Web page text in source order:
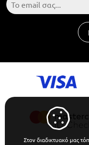
Στον διαδικτυακό μας